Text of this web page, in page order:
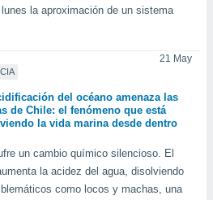
la aproximación de un sistema
21 May
del océano amenaza las
de Chile: el fenómeno que está
la vida marina desde dentro
un cambio químico silencioso. El
la acidez del agua, disolviendo
como locos y machas, una